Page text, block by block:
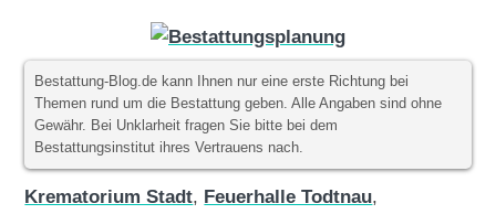
Bestattung-Blog.de kann Ihnen nur eine erste Richtung bei
Themen rund um die Bestattung geben. Alle Angaben sind ohne
Gewähr. Bei Unklarheit fragen Sie bitte bei dem
Bestattungsinstitut ihres Vertrauens nach.
Krematorium Stadt, Feuerhalle Todtnau,